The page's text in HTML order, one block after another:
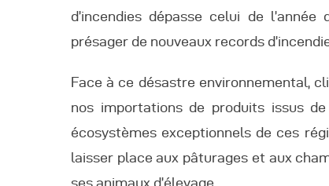
d’incendies dépasse celui de
présager de nouveaux records
Face à ce désastre environnemental,
nos importations de produits issus
écosystèmes exceptionnels de ces
laisser place aux pâturages et aux
ses animaux d’élevage.